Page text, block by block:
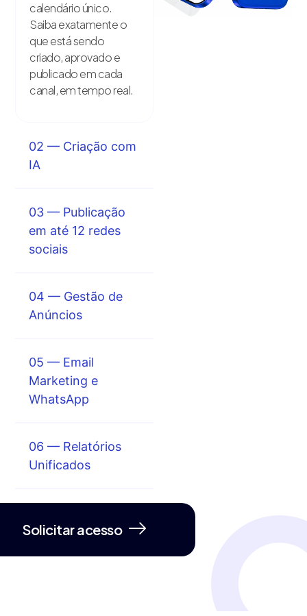
calendário único.
Saiba exatamente o
que está sendo
criado, aprovado e
publicado em cada
canal, em tempo real.
02 — Criação com
IA
03 — Publicação
em até 12 redes
sociais
04 — Gestão de
Anúncios
05 — Email
Marketing e
WhatsApp
06 — Relatórios
Unificados
Solicitar acesso